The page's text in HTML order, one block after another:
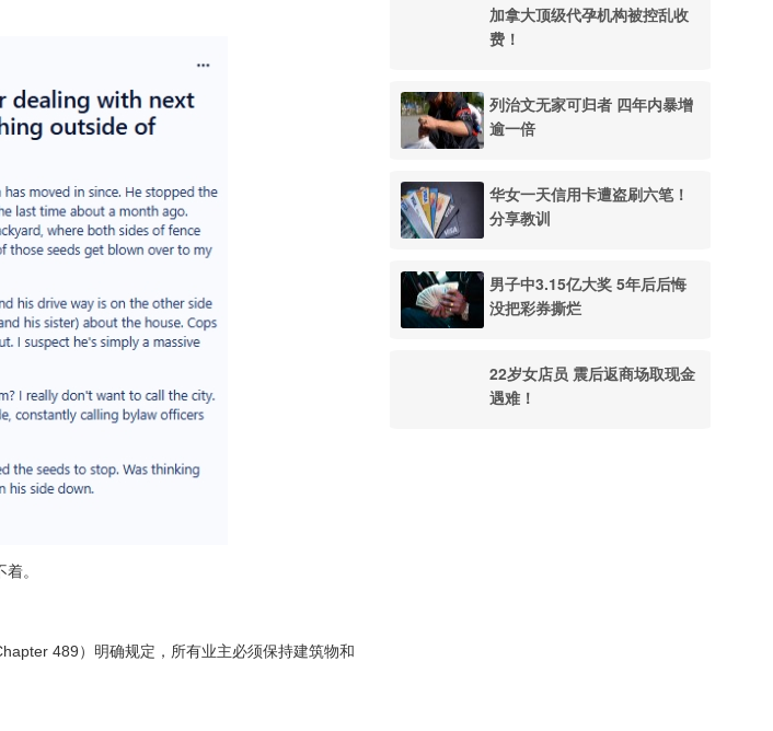
。
489）明确规定，所有业主必须保持建筑物和
加拿大顶级代孕机构被控乱收
费！
列治文无家可归者 四年内暴增
逾一倍
华女一天信用卡遭盗刷六笔！
分享教训
男子中3.15亿大奖 5年后后悔
没把彩券撕烂
22岁女店员 震后返商场取现金
遇难！